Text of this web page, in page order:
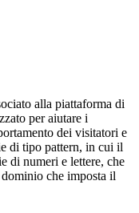
alla piattaforma di
per aiutare i
dei visitatori e
di tipo pattern, in cui il
di numeri e lettere, che
che imposta il